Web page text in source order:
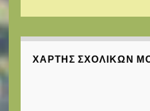
ΧΆΡΤΗΣ ΣΧΟΛΙΚΏΝ